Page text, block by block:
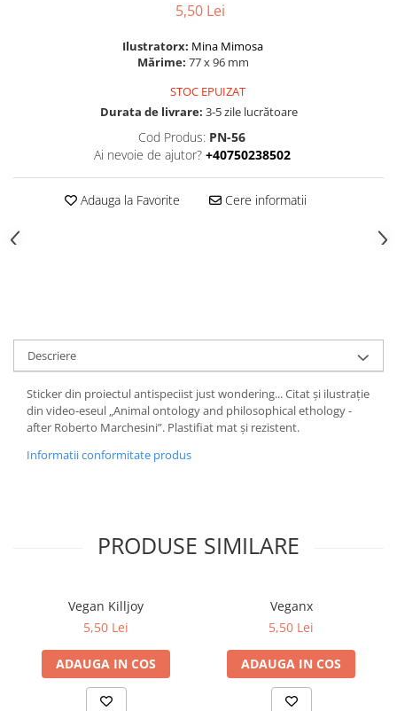
5,50 Lei
Ilustratorx: Mina Mimosa
Mărime: 77 x 96 mm
STOC EPUIZAT
Durata de livrare: 3-5 zile lucrătoare
Cod Produs: PN-56
Ai nevoie de ajutor? +40750238502
Adauga la Favorite Cere informatii
Descriere
Sticker din proiectul antispeciist just wondering... Citat și ilustrație
din video-eseul „Animal ontology and philosophical ethology -
after Roberto Marchesini”. Plastifiat mat și rezistent.
Informatii conformitate produs
PRODUSE SIMILARE
Vegan Killjoy
5,50 Lei
ADAUGA IN COS
Veganx
5,50 Lei
ADAUGA IN COS